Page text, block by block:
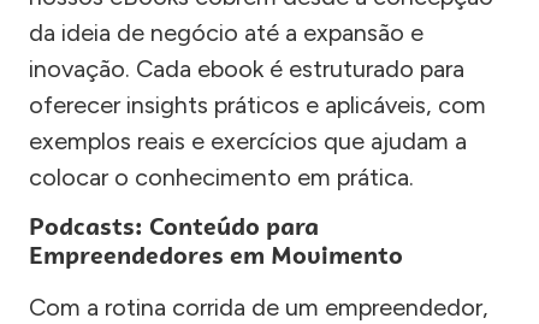
da ideia de negócio até a expansão e
inovação. Cada ebook é estruturado para
oferecer insights práticos e aplicáveis, com
exemplos reais e exercícios que ajudam a
colocar o conhecimento em prática.
Podcasts: Conteúdo para
Empreendedores em Movimento
Com a rotina corrida de um empreendedor,